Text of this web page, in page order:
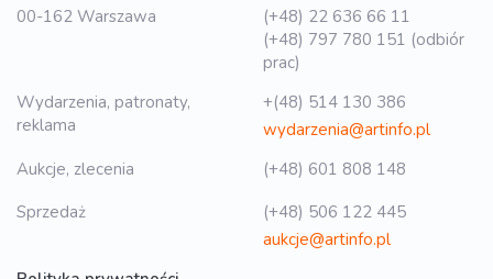
00-162 Warszawa
(+48) 22 636 66 11
(+48) 797 780 151 (odbiór
prac)
Wydarzenia, patronaty,
reklama
+(48) 514 130 386
wydarzenia@artinfo.pl
Aukcje, zlecenia
(+48) 601 808 148
Sprzedaż
(+48) 506 122 445
aukcje@artinfo.pl